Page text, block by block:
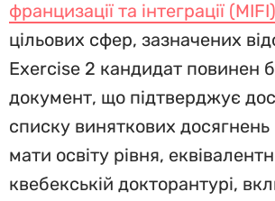
францизації та інтеграції (MIFI)
цільових сфер, зазначених
Exercise 2 кандидат повинен
документ, що підтверджує
списку виняткових
мати освіту рівня,
квебекській докторантурі,